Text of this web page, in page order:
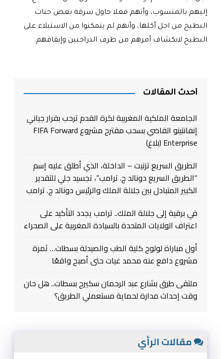
إليهم بالمنسوب، وأنهم فعلا حاول سرقة بعض حبات
البطيخ من اجل أكلها، وأنهم لم يتمكنوا من الاستيلاء على
البطيخ لانكشاف أمرهم من طرف الدراجيين وإيقافهم.
أحدث المقالات
الجامعة الملكية المغربية لكرة القدم ترحب بقرار جياني
إنفانتينو القاضي بسحب مقترح مشروع FIFA Forward
Enterprise (بلاغ)
الطريق السريع تزنيت – الداخلة، الذي أطلق عليه إسم
“الطريق السريع دونالد ج. ترامب”، تجسيد جلي للتقدير
الكبير المتبادل بين جلالة الملك والرئيس دونالد ج. ترامب
في برقية إلى جلالة الملك.. ترامب يجدد التأكيد على
اعتراف الولايات المتحدة بالسيادة المغربية على الصحراء
أول مباراة لولوج كلية الطب والصيدلة بسطات… ثمرة
مشروع دافع عنه محمد غيات حتى أصبح واقعًا
ملتقى طرق بشارع عبد الرحمان سكيرج بسطات.. هل حان
وقت إحداث مدارة لحماية مستعملي الطريق؟
مقالات الرأي